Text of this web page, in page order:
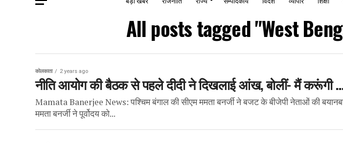
All posts tagged "West
कोलकाता 2 years ago
नीति आयोग की बैठक से पहले दीदी ने दिखलाई आंख, बोलीं- मैं करूंगी
Mamata Banerjee News: ​​पश्चिम बंगाल की सीएम ममता बनर्जी ने बजट के बीजेपी नेताओं की
ममता बनर्जी ने पूर्वोदय को...